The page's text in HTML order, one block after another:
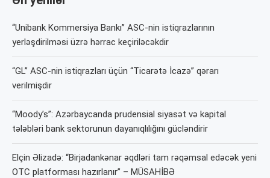
“Unibank Kommersiya Bankı” ASC-nin istiqrazlarının
yerləşdirilməsi üzrə hərrac keçiriləcəkdir
“GL” ASC-nin istiqrazları üçün “Ticarətə İcazə” qərarı
verilmişdir
“Moody’s”: Azərbaycanda prudensial siyasət və kapital
tələbləri bank sektorunun dayanıqlılığını gücləndirir
Elçin Əlizadə: “Birjadankənar əqdləri tam rəqəmsal edəcək yeni
OTC platforması hazırlanır” – MÜSAHİBƏ